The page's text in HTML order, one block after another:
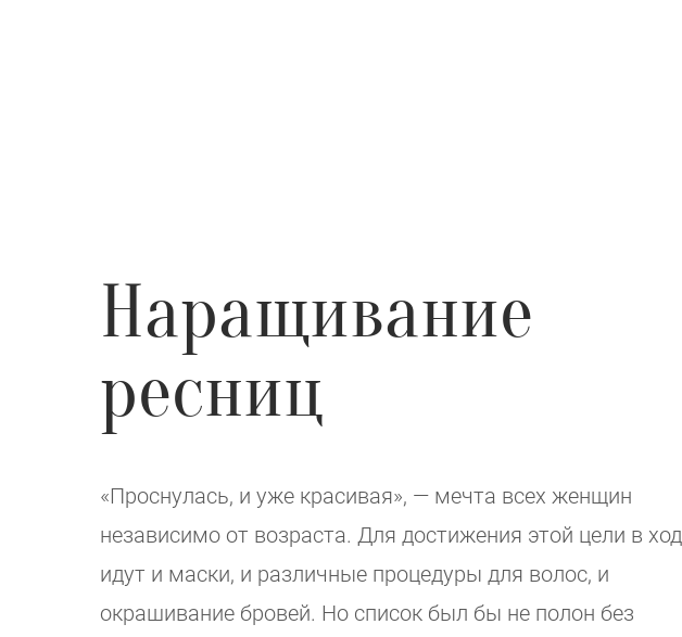
Наращивание
ресниц
«Проснулась, и уже красивая», — мечта всех женщин
независимо от возраста. Для достижения этой цели в ход
идут и маски, и различные процедуры для волос, и
окрашивание бровей. Но список был бы не полон без